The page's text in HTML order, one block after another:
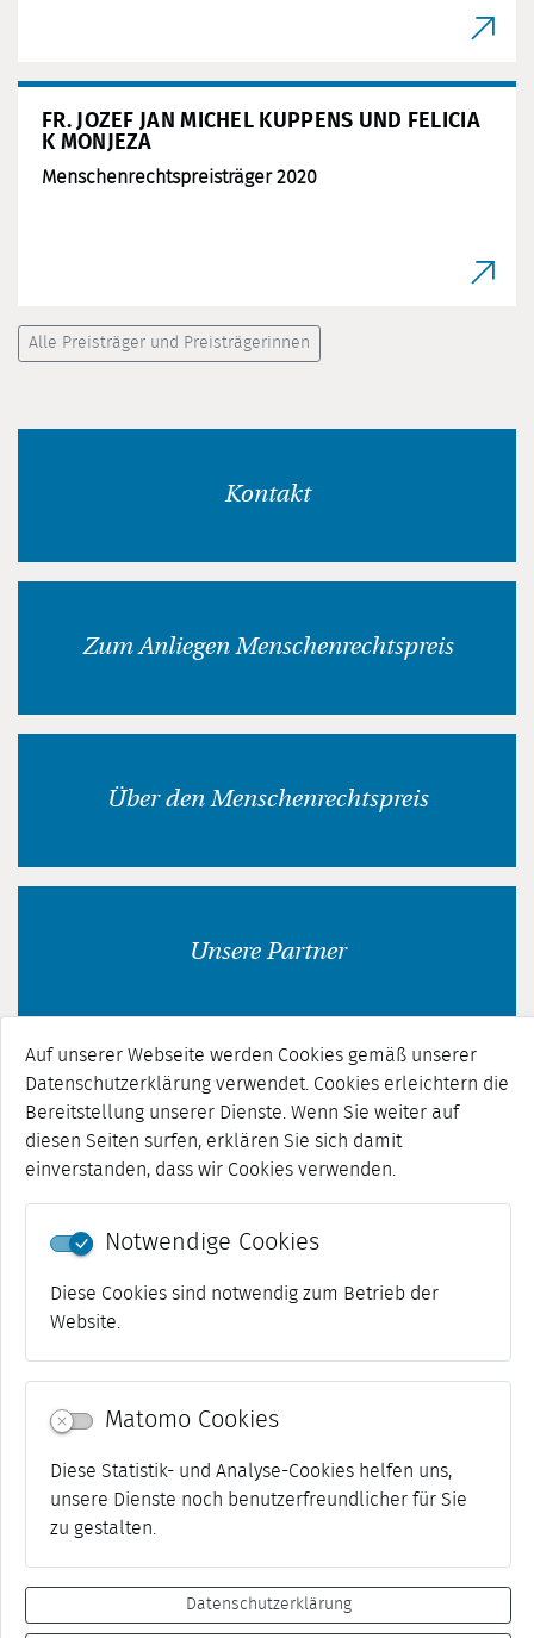
Auf unserer Webseite werden Cookies gemäß unserer
Datenschutzerklärung verwendet. Cookies erleichtern die
Bereitstellung unserer Dienste. Wenn Sie weiter auf
diesen Seiten surfen, erklären Sie sich damit
einverstanden, dass wir Cookies verwenden.
Notwendige Cookies
Diese Cookies sind notwendig zum Betrieb der
Website.
Matomo Cookies
Diese Statistik- und Analyse-Cookies helfen uns,
unsere Dienste noch benutzerfreundlicher für Sie
zu gestalten.
Datenschutzerklärung
FR. JOZEF JAN MICHEL KUPPENS UND FELICIA
K MONJEZA
Menschenrechtspreisträger 2020
Alle Preisträger und Preisträgerinnen
Kontakt
Zum Anliegen Menschenrechtspreis
Über den Menschenrechtspreis
Unsere Partner
Impressum Datenschutz Netiquette